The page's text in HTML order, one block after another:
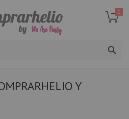
0
Y